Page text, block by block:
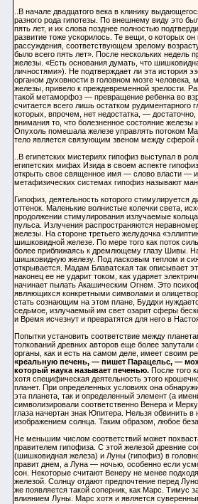
..В начале двадцатого века в клинику
разного рода гипотезы. По внешнему виду это
пять лет, и их слова позднее полностью
развитие тоже ускорилось. Те вещи, о которых
рассуждения, соответствующем зрелому
было всего пять лет». После нескольких недель
железы. «Есть основания думать, что
личностями»). Не подтверждает ли эта история
органом духовности в головном мозге
железы, привело к преждевременной зрелости.
такой метаморфоз — превращение ребенка во
считается всего лишь остатком
которых, впрочем, нет недостатка, —
внимания то, что болезненное состояние железы
Опухоль помешала железе управлять потоком
тело является связующим звеном между сферой
..В египетских мистериях гипофиз выступал в
египетских мифах Изида в своем аспекте
открыть свое священное имя — слово власти — и
метафизических системах гипофиз называют
Гипофиз, деятельность которого
оттенок. Маленькие волнистые колечки света,
продолжении стимулирования излучаемые
пульса. Излучения распространяются
железы. На стороне третьего желудочка
шишковидной железе. По мере того как поток
более приближаясь к дремлющему глазу Шивы.
шишковидную железу. Под ласковым теплом и
открывается. Мадам Блаватская так описывает
наконец ее не ударит током, как ударяет
начинает пылать Акашическим Огнем. Это
являющихся конкретными символами и
стать сознающим на этом плане, Буддхи
седьмое, излучаемый им свет озарит сферы
и Время исчезнут и превратятся для него в
Попытки установить соответствие между
толкований древних авторов еще более
органы, как и есть на самом деле, имеет своим
«реальную печень, — пишет Парацельс, —
который наука называет печенью.После того
хотя специфическая деятельность этого
планет. При определенных условиях она
эта планета, так и определенный элемент (а
символизировали соответственно Венера и
глаза начертан знак Юпитера. Нельзя обвинить
изображением солнца. Таким образом, любое
Не меньшим числом соответствий может
правителем гипофиза. С этой железой древние
(шишковидная железа) и Луны (гипофиз) в
правит днем, а Луна — ночью, особенно если
сон. Некоторые считают Венеру не менее
железой. Солнцу отдают предпочтение перед
же появляется такой соперник, как Марс. Тимус
влиянием Луны. Марс хотя и является